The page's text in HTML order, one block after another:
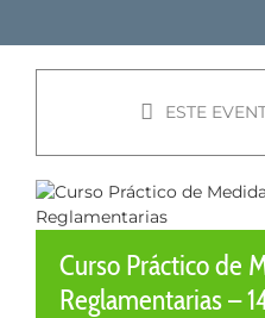
ESTE
Curso Práctico de
Reglamentarias –